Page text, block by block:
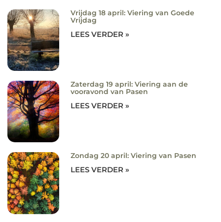
Vrijdag 18 april: Viering van Goede
Vrijdag
LEES VERDER »
Zaterdag 19 april: Viering aan de
vooravond van Pasen
LEES VERDER »
Zondag 20 april: Viering van Pasen
LEES VERDER »